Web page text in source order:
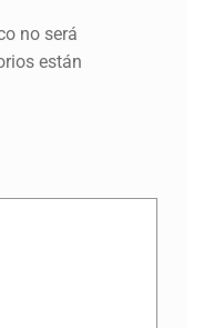
no será
están